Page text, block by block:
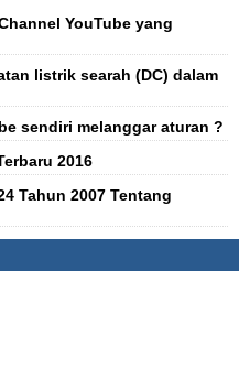
YouTube yang
listrik searah (DC) dalam
sendiri melanggar aturan ?
2016
Tahun 2007 Tentang